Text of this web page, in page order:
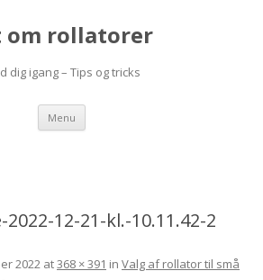
om rollatorer
dig igang – Tips og tricks
Menu Videre
indhold
12-21-kl.-10.11.42-2
2022 at368 × 391 in Valg af rollator til små